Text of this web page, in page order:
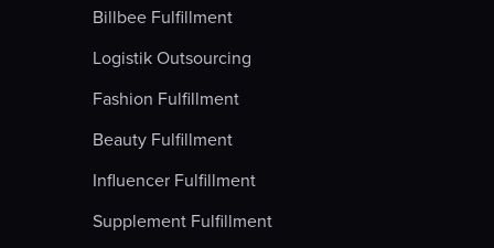
Billbee Fulfillment
Logistik Outsourcing
Fashion Fulfillment
Beauty Fulfillment
Influencer Fulfillment
Supplement Fulfillment